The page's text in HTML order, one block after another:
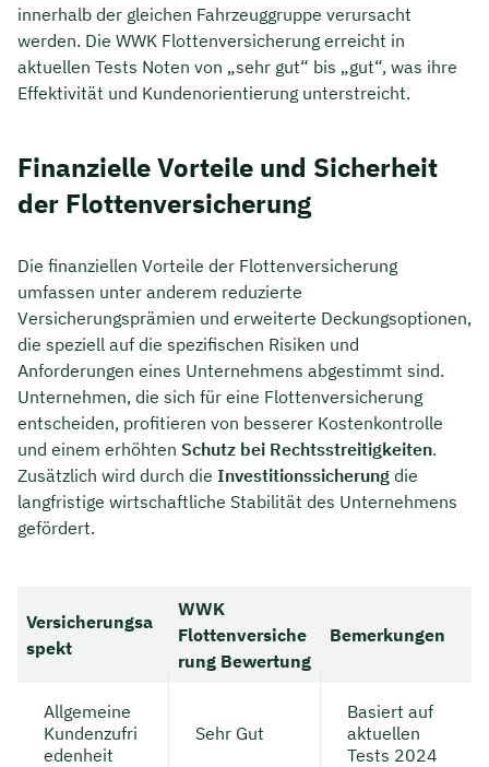
innerhalb der gleichen Fahrzeuggruppe verursacht
werden. Die WWK Flottenversicherung erreicht in
aktuellen Tests Noten von „sehr gut“ bis „gut“, was ihre
Effektivität und Kundenorientierung unterstreicht.
Finanzielle Vorteile und Sicherheit
der Flottenversicherung
Die finanziellen Vorteile der Flottenversicherung
umfassen unter anderem reduzierte
Versicherungsprämien und erweiterte Deckungsoptionen,
die speziell auf die spezifischen Risiken und
Anforderungen eines Unternehmens abgestimmt sind.
Unternehmen, die sich für eine Flottenversicherung
entscheiden, profitieren von besserer Kostenkontrolle
und einem erhöhten Schutz bei Rechtsstreitigkeiten.
Zusätzlich wird durch die Investitionssicherung die
langfristige wirtschaftliche Stabilität des Unternehmens
gefördert.
Versicherungsa
spekt
WWK
Flottenversiche
rung Bewertung
Bemerkungen
Allgemeine
Kundenzufri
edenheit
Sehr Gut
Basiert auf
aktuellen
Tests 2024